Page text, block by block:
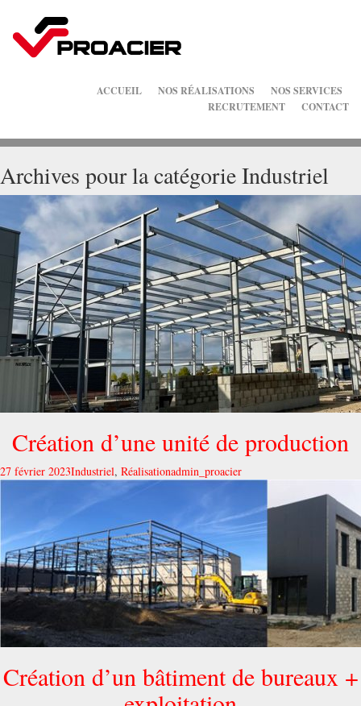
ACCUEIL NOS RÉALISATIONS
NOS SERVICES
RECRUTEMENT
CONTACT
Archives pour la catégorie Industriel
Création d’une unité de production
27 février 2023Industriel, Réalisationadmin_proacier
Création d’un bâtiment de bureaux +